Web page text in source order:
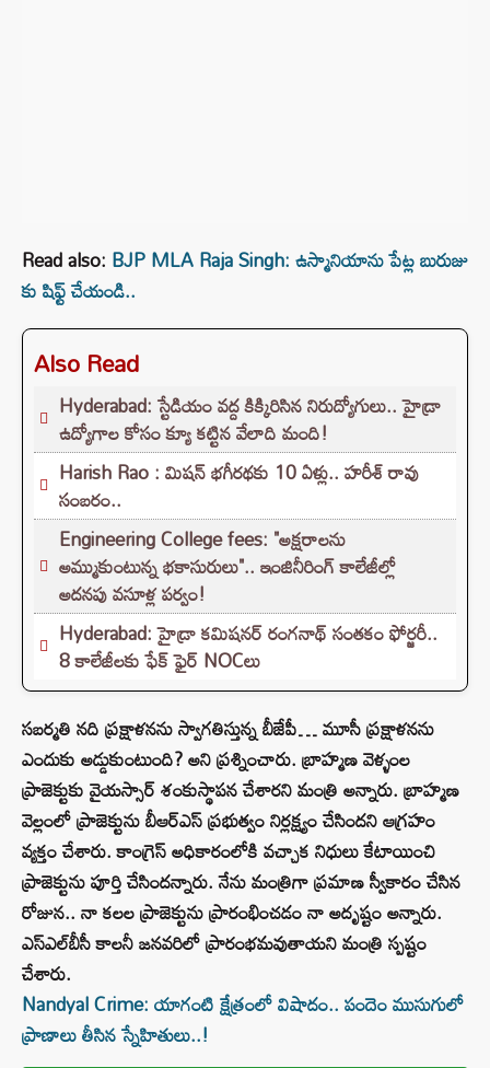
Read also: BJP MLA Raja Singh: ఉస్మానియాను పేట్ల బురుజు
కు షిఫ్ట్ చేయండి..
Also Read
Hyderabad: స్టేడియం వద్ద కిక్కిరిసిన నిరుద్యోగులు.. హైడ్రా
ఉద్యోగాల కోసం క్యూ కట్టిన వేలాది మంది!
Harish Rao : మిషన్ భగీరథకు 10 ఏళ్లు.. హరీశ్ రావు
సంబరం..
Engineering College fees: "అక్షరాలను
అమ్ముకుంటున్న భకాసురులు".. ఇంజినీరింగ్ కాలేజీల్లో
అదనపు వసూళ్ల పర్వం!
Hyderabad: హైడ్రా కమిషనర్ రంగనాథ్ సంతకం ఫోర్జరీ..
8 కాలేజీలకు ఫేక్ ఫైర్ NOCలు
సబర్మతి నది ప్రక్షాళనను స్వాగతిస్తున్న బీజేపీ… మూసీ ప్రక్షాళనను
ఎందుకు అడ్డుకుంటుంది? అని ప్రశ్నించారు. బ్రాహ్మణ వెళ్ళంల
ప్రాజెక్టుకు వైయస్సార్ శంకుస్థాపన చేశారని మంత్రి అన్నారు. బ్రాహ్మణ
వెల్లంలో ప్రాజెక్టును బీఆర్ఎస్ ప్రభుత్వం నిర్లక్ష్యం చేసిందని ఆగ్రహం
వ్యక్తం చేశారు. కాంగ్రెస్ అధికారంలోకి వచ్చాక నిధులు కేటాయించి
ప్రాజెక్టును పూర్తి చేసిందన్నారు. నేను మంత్రిగా ప్రమాణ స్వీకారం చేసిన
రోజున.. నా కలల ప్రాజెక్టును ప్రారంభించడం నా అదృష్టం అన్నారు.
ఎస్ఎల్‌బీసీ కాలనీ జనవరిలో ప్రారంభమవుతాయని మంత్రి స్పష్టం
చేశారు.
Nandyal Crime: యాగంటి క్షేత్రంలో విషాదం.. పందెం ముసుగులో
ప్రాణాలు తీసిన స్నేహితులు..!